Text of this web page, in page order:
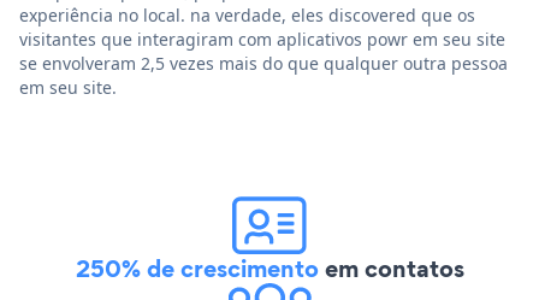
experiência no local. na verdade, eles discovered que os
visitantes que interagiram com aplicativos powr em seu site
se envolveram 2,5 vezes mais do que qualquer outra pessoa
em seu site.
250% de crescimentoem contatos